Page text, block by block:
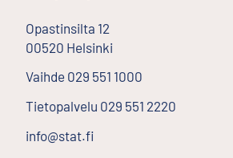
Opastinsilta 12
00520 Helsinki
Vaihde 029 551 1000
Tietopalvelu 029 551 2220
info@stat.fi